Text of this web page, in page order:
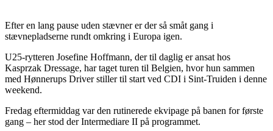
Efter en lang pause uden stævner er der så småt gang i
stævnepladserne rundt omkring i Europa igen.
U25-rytteren Josefine Hoffmann, der til daglig er ansat hos
Kasprzak Dressage, har taget turen til Belgien, hvor hun sammen
med Hønnerups Driver stiller til start ved CDI i Sint-Truiden i denne
weekend.
Fredag eftermiddag var den rutinerede ekvipage på banen for første
gang – her stod der Intermediare II på programmet.